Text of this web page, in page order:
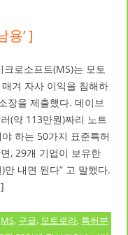
용’ ]
크로소프트(MS)는 모토
겨 자사 이익을 침해하
장을 제출했다. 데이브
(약 113만원)짜리 노트
하는 50가지 표준특허
, 29개 기업이 보유한
내면 된다” 고 말했다.
MS, 구글, 모토로라, 특허분